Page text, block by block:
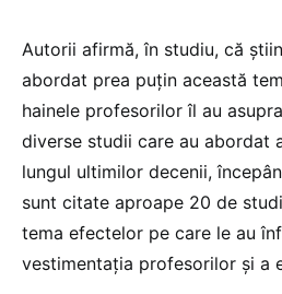
Autorii afirmă, în studiu, că
abordat prea puțin această
hainele profesorilor îl au
diverse studii care au abordat
lungul ultimilor decenii,
sunt citate aproape 20 de
tema efectelor pe care le au
vestimentația profesorilor și a